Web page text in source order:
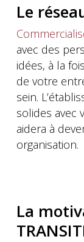
Le
avec des
idées, à la
de votre
sein.
solides avec
aidera à
organisation.
La